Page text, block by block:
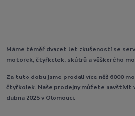
Máme téměř dvacet let zkušeností se
motorek, čtyřkolek, skútrů a věškerého
Za tuto dobu jsme prodali více něž 6000
čtyřkolek. Naše prodejny můžete navštívit
dubna 2025 v Olomouci.